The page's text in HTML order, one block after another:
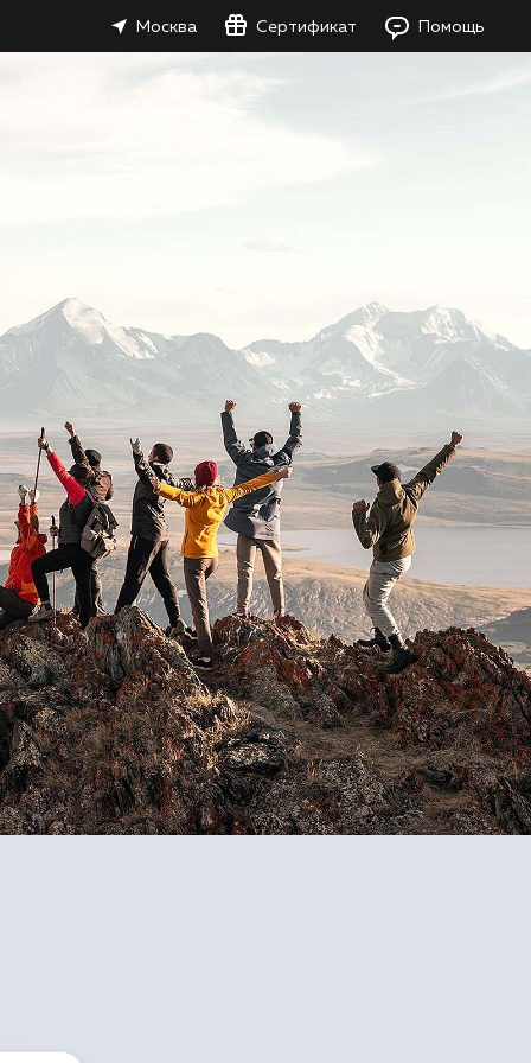
Москва Сертификат Помощь